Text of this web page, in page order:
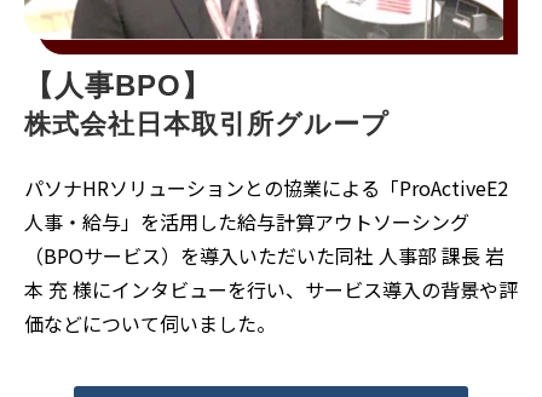
【人事BPO】
株式会社日本取引所グループ
パソナHRソリューションとの協業による「ProActiveE2
人事・給与」を活用した給与計算アウトソーシング
（BPOサービス）を導入いただいた同社 人事部 課長 岩
本 充 様にインタビューを行い、サービス導入の背景や評
価などについて伺いました。